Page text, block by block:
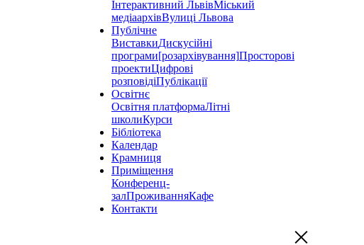
Інтерактивний ЛьвівМіський
медіаархівВулиці Львова
Публічне
ВиставкиДискусійні
програми[розархівування]Просторові
проектиЦифрові
розповідіПублікації
Освітнє
Освітня платформаЛітні
школиКурси
Бібліотека
Календар
Крамниця
Приміщення
Конференц-
залПроживанняКафе
Контакти